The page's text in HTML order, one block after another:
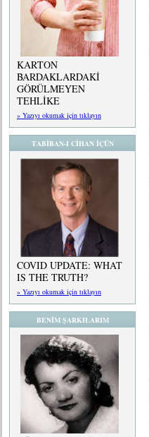
KARTON
BARDAKLARDAKİ
GÖRÜLMEYEN
TEHLİKE
» Yazıyı okumak için tıklayın
TABİBAN-I CİHAN İÇÜN
COVID UPDATE: WHAT
IS THE TRUTH?
» Yazıyı okumak için tıklayın
BENİM ŞARKILARIM